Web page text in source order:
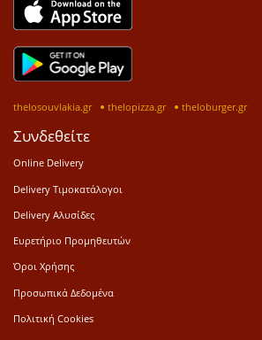
thelosouvlakia.gr thelopizza.gr theloburger.gr
Συνδεθείτε
Online Delivery
Delivery Τιμοκατάλογοι
Delivery Αλυσίδες
Ευρετήριο Προμηθευτών
Όροι Χρήσης
Προσωπικά Δεδομένα
Πολιτική Cookies